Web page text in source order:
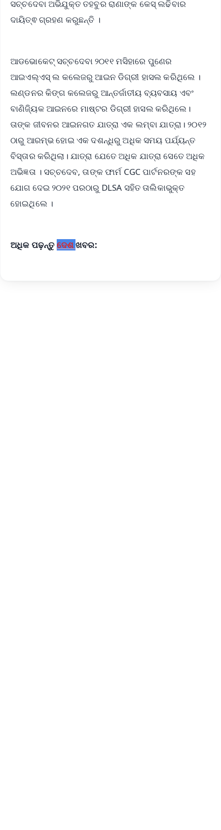
ସଚ୍ଚଦେବା ଅଭିଯୁକ୍ତ ତହବୁର ରାଣାଙ୍କ କେସ୍‌ ଲଢିବାର
ଦାୟିତ୍ଵ ଗ୍ରହଣ କରୁଛନ୍ତି ।
ଆଡଭୋକେଟ୍ ସଚ୍ଚଦେବା ୨୦୧୧ ମସିହାରେ ପୁଣେର
ଆଇଏଲ୍ଏସ୍ ଲ କଲେଜରୁ ଆଇନ ଡିଗ୍ରୀ ହାସଲ କରିଥିଲେ ।
ଲଣ୍ଡନର କିଙ୍ଗ କଲେଜରୁ ଆନ୍ତର୍ଜାତୀୟ ବ୍ୟବସାୟ ଏବଂ
ବାଣିଜ୍ୟିକ ଆଇନରେ ମାଷ୍ଟର ଡିଗ୍ରୀ ହାସଲ କରିଥିଲେ।
ତାଙ୍କ ଜୀବନର ଆଇନଗତ ଯାତ୍ରା ଏକ ଲମ୍ବା ଯାତ୍ରା। ୨୦୧୨
ଠାରୁ ଆରମ୍ଭ ହୋଇ ଏକ ଦଶନ୍ଧିରୁ ଅଧିକ ସମୟ ପର୍ଯ୍ୟନ୍ତ
ବିସ୍ତାର କରିଥିଲା। ଯାତ୍ରା ଯେତେ ଅଧିକ ଯାତ୍ରା ସେତେ ଅଧିକ
ଅଭିଜ୍ଞତା । ସଚ୍ଚଦେବ, ତାଙ୍କ ଫାର୍ମ CGC ପାର୍ଟନରଙ୍କ ସହ
ଯୋଗ ଦେଇ ୨୦୨୧ ପରଠାରୁ DLSA ସହିତ ତାଲିକାଭୁକ୍ତ
ହୋଇଥିଲେ ।
ଅଧିକ ପଢ଼ନ୍ତୁ ଦେଶଖବର: